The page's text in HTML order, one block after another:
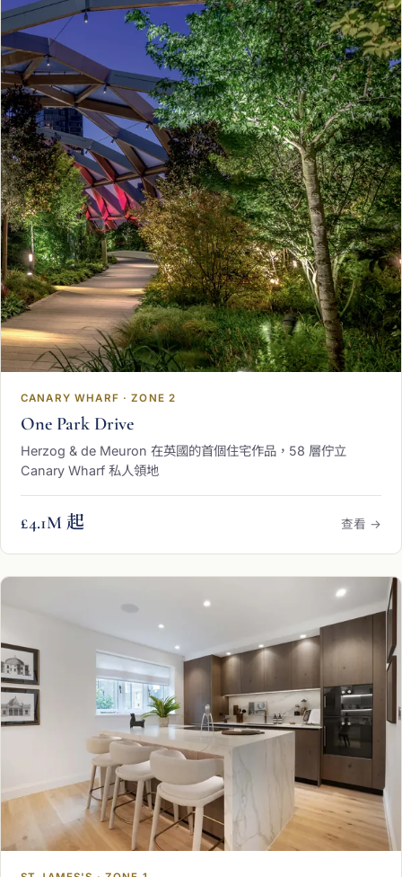
CANARY WHARF · ZONE 2
One Park Drive
Herzog & de Meuron 在英國的首個住宅作品，58 層佇立
Canary Wharf 私人領地
£4.1M 起 查看 →